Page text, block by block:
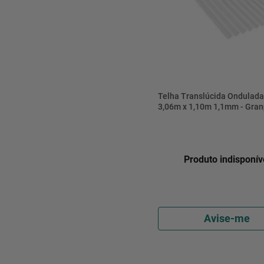
Telha Translúcida
3,06m x 1,10m 1,1mm -
Produto
Avise-me